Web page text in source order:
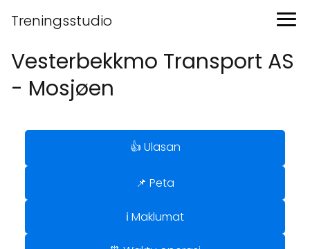
Treningsstudio
Vesterbekkmo Transport AS
- Mosjøen
👍 Ulasan
📌 Peta
ℹ️ Maklumat